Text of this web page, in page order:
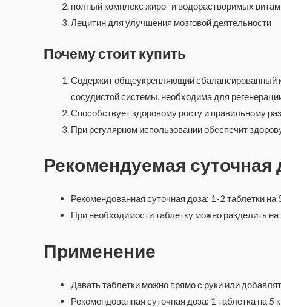
полный комплекс жиро- и водорастворимых
Лецитин для улучшения мозговой деятельности
Почему стоит купить
Содержит общеукрепляющий сбалансированный
сосудистой системы, необходима для
Способствует здоровому росту и правильному
При регулярном использовании обеспечит
Рекомендуемая суточная
Рекомендованная суточная доза: 1-2 таблетки на
При необходимости таблетку можно разделить
Применение
Давать таблетки можно прямо с руки или
Рекомендованная суточная доза: 1 таблетка на 5